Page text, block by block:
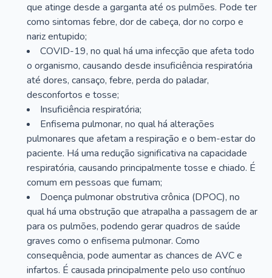
que atinge desde a garganta até os pulmões. Pode ter
como sintomas febre, dor de cabeça, dor no corpo e
nariz entupido;
COVID-19, no qual há uma infecção que afeta todo
o organismo, causando desde insuficiência respiratória
até dores, cansaço, febre, perda do paladar,
desconfortos e tosse;
Insuficiência respiratória;
Enfisema pulmonar, no qual há alterações
pulmonares que afetam a respiração e o bem-estar do
paciente. Há uma redução significativa na capacidade
respiratória, causando principalmente tosse e chiado. É
comum em pessoas que fumam;
Doença pulmonar obstrutiva crônica (DPOC), no
qual há uma obstrução que atrapalha a passagem de ar
para os pulmões, podendo gerar quadros de saúde
graves como o enfisema pulmonar. Como
consequência, pode aumentar as chances de AVC e
infartos. É causada principalmente pelo uso contínuo